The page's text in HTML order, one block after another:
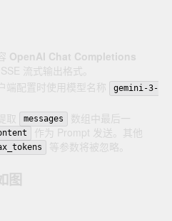
OpenAI Chat Completions
流式输出格式。
端配置时使用模型名称
gemini-3-
取 messages
数组中最后一
作为 Prompt 发送。其他
等参数将被忽略。
图